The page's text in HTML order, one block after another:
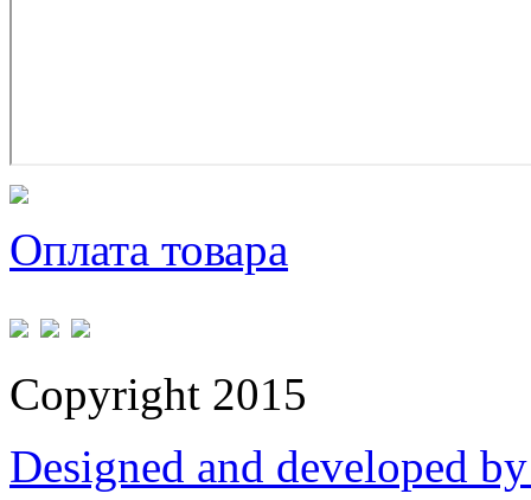
Оплата товара
Copyright 2015
Designed and developed